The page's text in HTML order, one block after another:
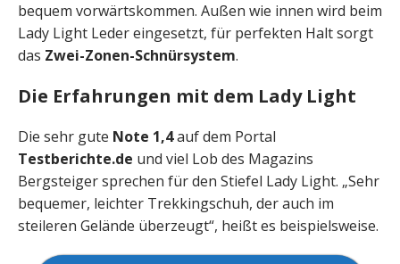
bequem vorwärtskommen. Außen wie innen wird beim
Lady Light Leder eingesetzt, für perfekten Halt sorgt
das Zwei-Zonen-Schnürsystem.
Die Erfahrungen mit dem Lady Light
Die sehr gute Note 1,4auf dem Portal
Testberichte.de und viel Lob des Magazins
Bergsteiger sprechen für den Stiefel Lady Light. „Sehr
bequemer, leichter Trekkingschuh, der auch im
steileren Gelände überzeugt“, heißt es beispielsweise.